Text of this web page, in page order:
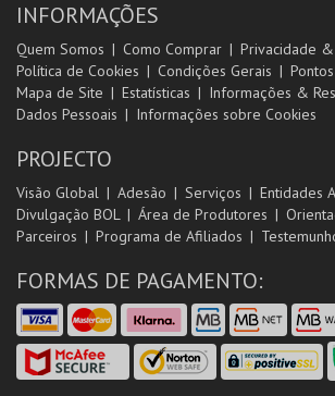
INFORMAÇÕES
Quem Somos Como Comprar
Privacidade
Política de Cookies
Condições Gerais
Mapa de Site
Estatísticas
Informações &
Dados Pessoais
Informações sobre Cookies
PROJECTO
Visão Global Adesão Serviços
Entidades
Divulgação BOL
Área de Produtores
Parceiros
Programa de Afiliados
FORMAS DE PAGAMENTO: